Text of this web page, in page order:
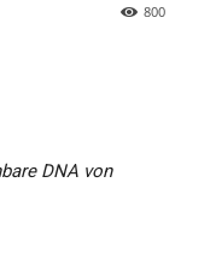
800
DNA von